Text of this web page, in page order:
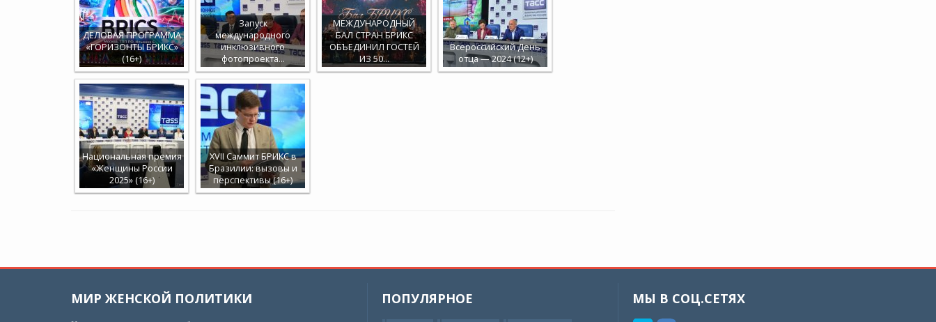
ДЕЛОВАЯ ПРОГРАММА
«ГОРИЗОНТЫ БРИКС»
(16+)
Запуск
международного
инклюзивного
фотопроекта…
МЕЖДУНАРОДНЫЙ
БАЛ СТРАН БРИКС
ОБЪЕДИНИЛ ГОСТЕЙ
ИЗ 50…
Всероссийский День
отца — 2024 (12+)
Национальная премия
«Женщины России
2025» (16+)
XVII Саммит БРИКС в
Бразилии: вызовы и
перспективы (16+)
МИР ЖЕНСКОЙ ПОЛИТИКИ ПОПУЛЯРНОЕ МЫ В СОЦ.СЕТЯХ